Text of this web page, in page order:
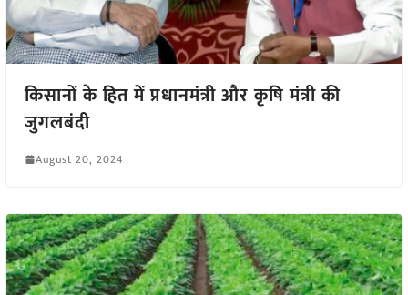
किसानों के हित में प्रधानमंत्री और कृषि मंत्री की
जुगलबंदी
August 20, 2024